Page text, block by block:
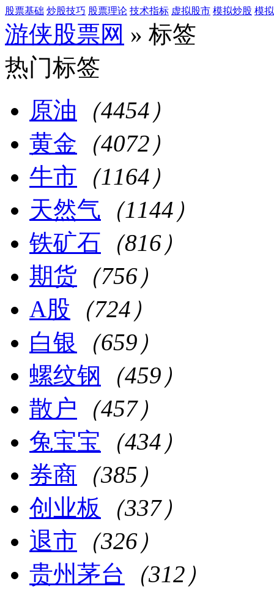
股票基础 炒股技巧 股票理论 技术指标 虚拟股市 模拟炒股 模
游侠股票网 » 标签
热门标签
原油 （4454）
黄金 （4072）
牛市 （1164）
天然气 （1144）
铁矿石 （816）
期货 （756）
A股 （724）
白银 （659）
螺纹钢 （459）
散户 （457）
兔宝宝 （434）
券商 （385）
创业板
（337）
退市 （326）
贵州茅台 （312）